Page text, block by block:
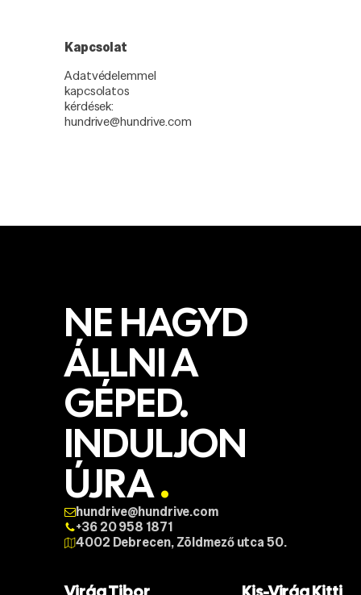
Kapcsolat
Adatvédelemmel
kapcsolatos
kérdések:
hundrive@hundrive.com
NE HAGYD
ÁLLNI A
GÉPED.
INDULJON
ÚJRA.
hundrive@hundrive.com
+36 20 958 1871
4002 Debrecen, Zöldmező utca 50.